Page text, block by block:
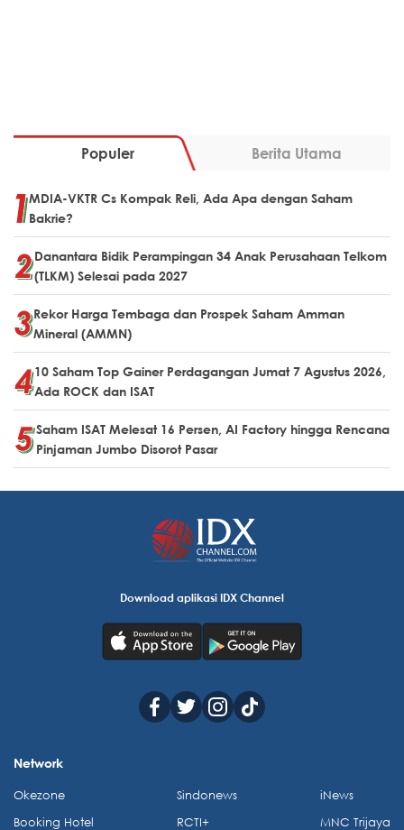
Populer Berita Utama
MDIA-VKTR Cs Kompak Reli, Ada Apa dengan Saham
Bakrie?
Danantara Bidik Perampingan 34 Anak Perusahaan Telkom
(TLKM) Selesai pada 2027
Rekor Harga Tembaga dan Prospek Saham Amman
Mineral (AMMN)
10 Saham Top Gainer Perdagangan Jumat 7 Agustus 2026,
Ada ROCK dan ISAT
Saham ISAT Melesat 16 Persen, AI Factory hingga Rencana
Pinjaman Jumbo Disorot Pasar
Download aplikasi IDX Channel
Network
Okezone
Booking Hotel
Sindonews
RCTI+
iNews
MNC Trijaya